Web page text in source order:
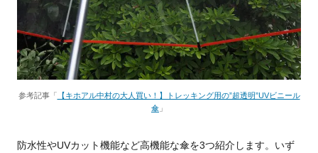
参考記事「
【キホアル中村の大人買い！】トレッキング用の”超透明”UVビニール
傘 」
防水性やUVカット機能など高機能な傘を3つ紹介します。いず